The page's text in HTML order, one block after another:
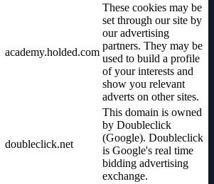
academy.holded.com
These cookies may be
set through our site by
our advertising
partners. They may be
used to build a profile
of your interests and
show you relevant
adverts on other sites.
doubleclick.net
This domain is owned
by Doubleclick
(Google). Doubleclick
is Google's real time
bidding advertising
exchange.